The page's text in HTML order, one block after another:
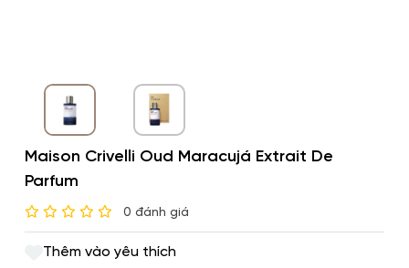
Maison Crivelli Oud Maracujá Extrait De
Parfum
0 đánh giá
Thêm vào yêu thích